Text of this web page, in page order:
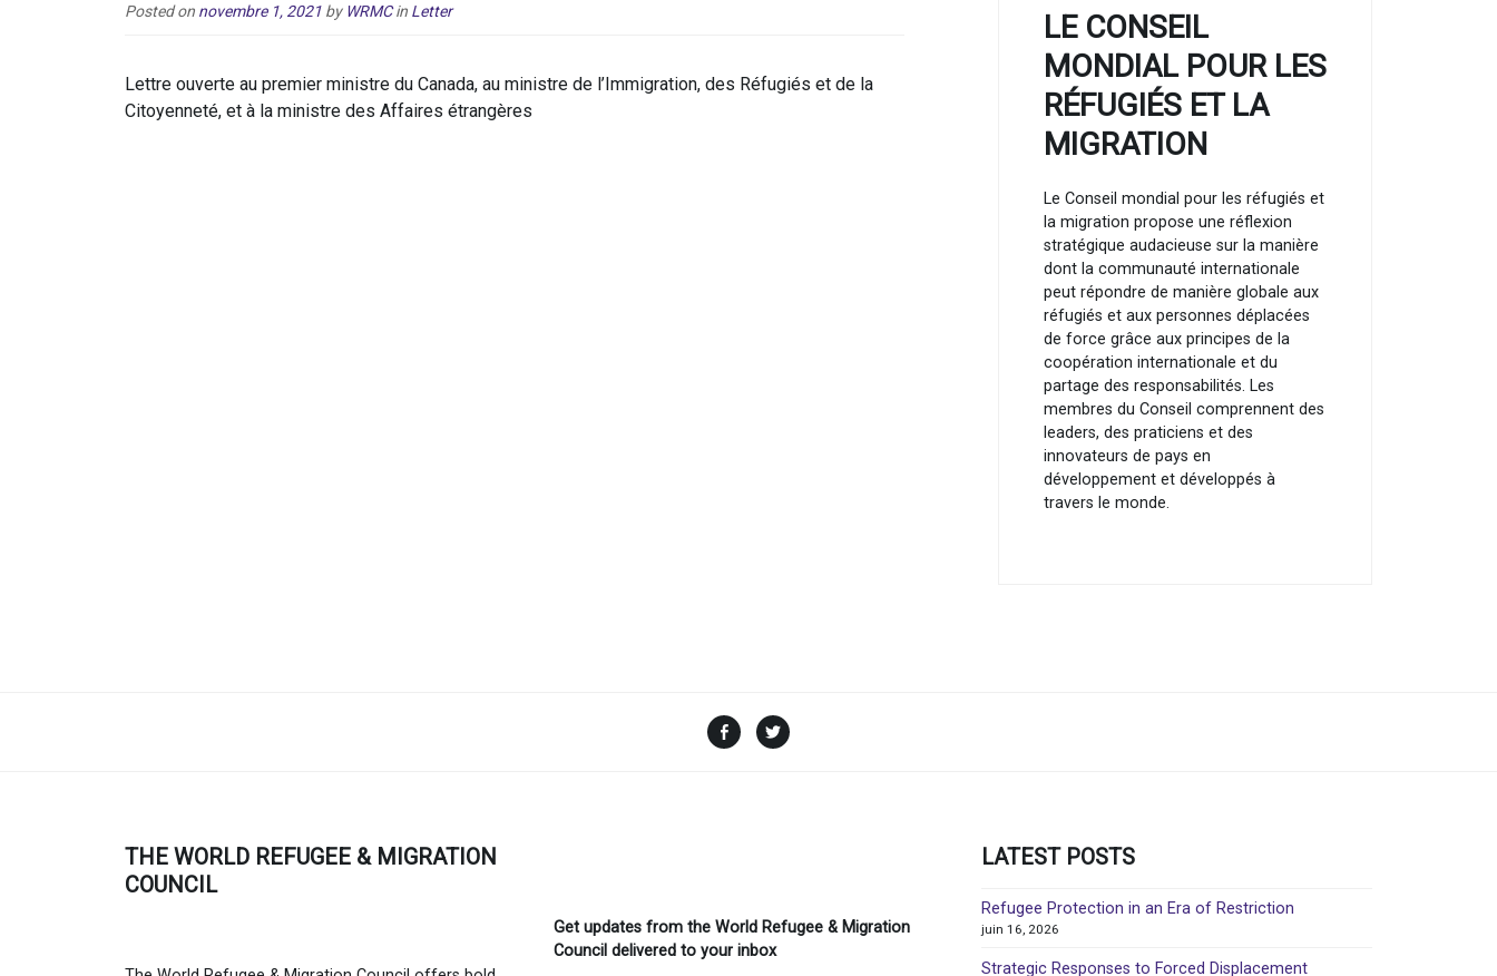
Posted on novembre 1, 2021 by WRMC in Letter
Lettre ouverte au premier ministre du Canada, au ministre de l’Immigration, des Réfugiés et de la
Citoyenneté, et à la ministre des Affaires étrangères
LE CONSEIL
MONDIAL POUR LES
RÉFUGIÉS ET LA
MIGRATION
Le Conseil mondial pour les réfugiés et
la migration propose une réflexion
stratégique audacieuse sur la manière
dont la communauté internationale
peut répondre de manière globale aux
réfugiés et aux personnes déplacées
de force grâce aux principes de la
coopération internationale et du
partage des responsabilités. Les
membres du Conseil comprennent des
leaders, des praticiens et des
innovateurs de pays en
développement et développés à
travers le monde.
Facebook
THE WORLD REFUGEE & MIGRATION
COUNCIL
Get updates from the World Refugee & Migration
Council delivered to your inbox
LATEST POSTS
Refugee Protection in an Era of Restriction
juin 16, 2026
Strategic Responses to Forced Displacement